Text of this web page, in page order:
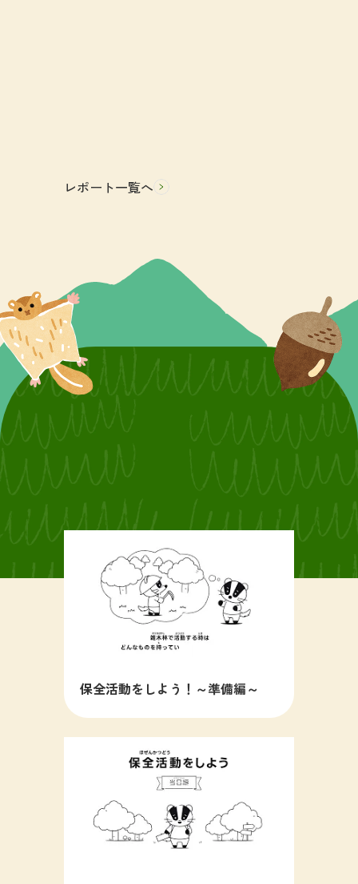
レポート一覧へ
保全活動をしよう！～準備編～